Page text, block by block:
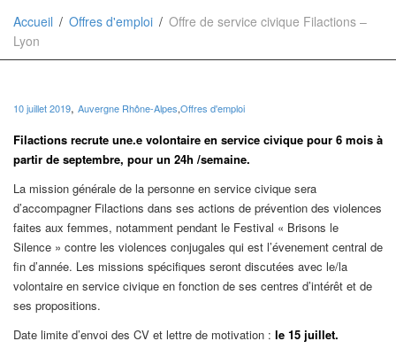
Accueil Offres d'emploi
Offre de service civique Filactions –
Lyon
10 juillet 2019, Auvergne Rhône-Alpes,Offres d'emploi
Filactions recrute une.e volontaire en service civique pour 6 mois à
partir de septembre, pour un 24h /semaine.
La mission générale de la personne en service civique sera
d’accompagner Filactions dans ses actions de prévention des violences
faites aux femmes, notamment pendant le Festival « Brisons le
Silence » contre les violences conjugales qui est l’évenement central de
fin d’année. Les missions spécifiques seront discutées avec le/la
volontaire en service civique en fonction de ses centres d’intérêt et de
ses propositions.
Date limite d’envoi des CV et lettre de motivation : le 15 juillet.